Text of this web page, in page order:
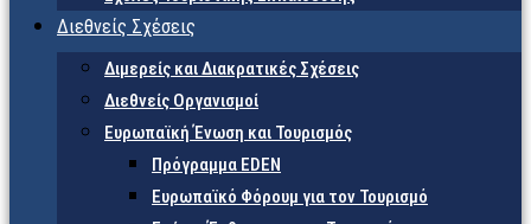
Διεθνείς Σχέσεις
Διμερείς και Διακρατικές Σχέσεις
Διεθνείς Οργανισμοί
Ευρωπαϊκή Ένωση και Τουρισμός
Πρόγραμμα EDEN
Ευρωπαϊκό Φόρουμ για τον Τουρισμό